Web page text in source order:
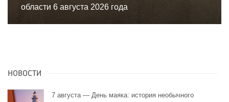
области 6 августа 2026 года
НОВОСТИ
7 августа — День маяка: история необычного